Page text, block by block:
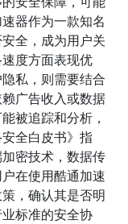
器作为一款知名
全，成为用户关
度方面表现优
私，则需要结合
广告收入或数据
被追踪和分析，
全白皮书》指
密技术，数据传
在使用酷通加速
，确认其是否明
标准的安全协